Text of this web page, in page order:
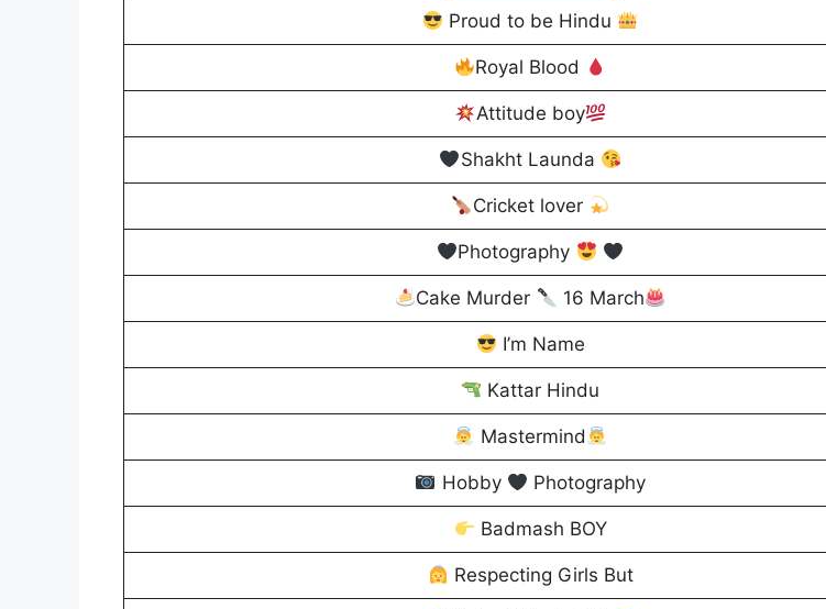
Proud to be Hindu
Royal Blood
Attitude boy
Shakht Launda
Cricket lover
Photography
Cake Murder 16 March
I’m Name
Kattar Hindu
Mastermind
Hobby Photography
Badmash BOY
Respecting Girls But